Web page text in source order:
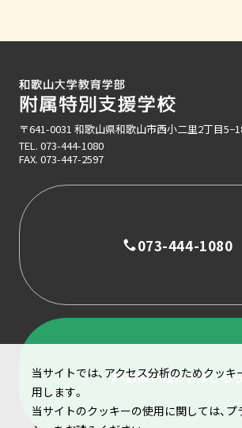
〒641-0031 和歌山県和歌山市西小二里2丁目
TEL. 073-444-1080
FAX. 073-447-2597
073-444-1080
お問い合わせはこち
当サイトでは、アクセス分析のためクッキ
用します。
当サイトのクッキーの使用に関しては、プ